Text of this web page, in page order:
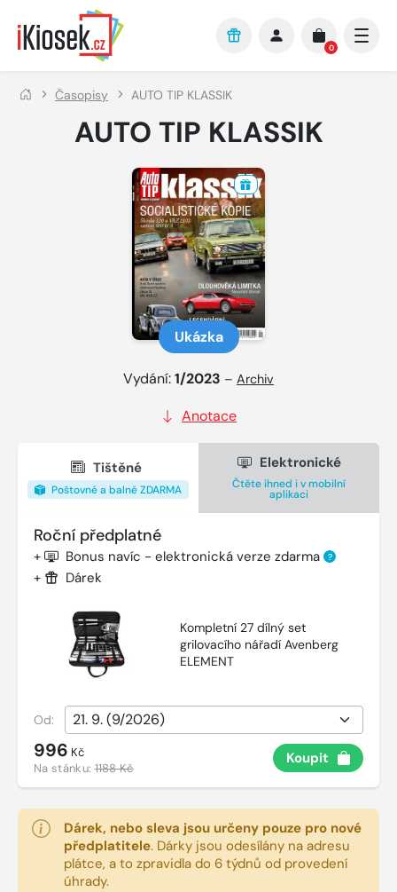
Přejít na hlavní obsah
0
Časopisy AUTO TIP KLASSIK
AUTO TIP KLASSIK
Ukázka
Vydání:1/2023 – Archiv
Anotace
Tištěné
Poštovné a balné ZDARMA
Elektronické
Čtěte ihned i v mobilní
aplikaci
Roční předplatné
+ Bonus navíc - elektronická verze zdarma ?
+ Dárek
Kompletní 27 dílný set
grilovacího nářadí Avenberg
ELEMENT
Od:
996 Kč
Na stánku:1188 Kč
Koupit
Dárek, nebo sleva jsou určeny pouze pro nové
předplatitele. Dárky jsou odesílány na adresu
plátce, a to zpravidla do 6 týdnů od provedení
úhrady.